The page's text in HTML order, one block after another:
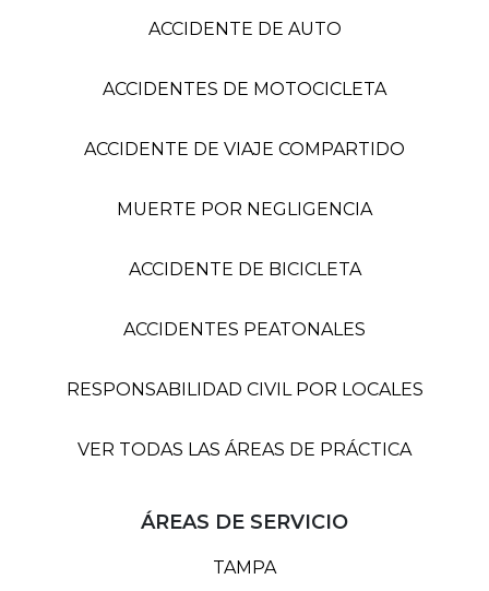
ACCIDENTE DE AUTO
ACCIDENTES DE MOTOCICLETA
ACCIDENTE DE VIAJE COMPARTIDO
MUERTE POR NEGLIGENCIA
ACCIDENTE DE BICICLETA
ACCIDENTES PEATONALES
RESPONSABILIDAD CIVIL POR LOCALES
VER TODAS LAS ÁREAS DE PRÁCTICA
ÁREAS DE SERVICIO
TAMPA